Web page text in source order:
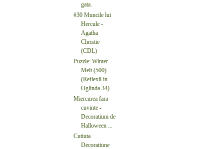
gata.
#30 Muncile lui
Hercule -
Agatha
Christie
(CDL)
Puzzle: Winter
Melt (500)
(Reflexii in
Oglinda 34)
Miercurea fara
cuvinte -
Decoratiuni de
Halloween ...
Cutiuta
Decoratiune